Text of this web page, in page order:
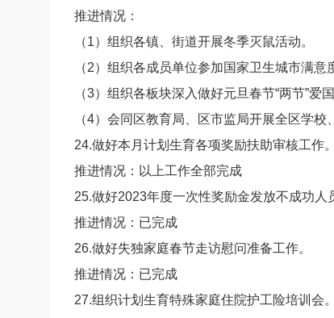
推进情况：
（1）组织各镇、街道开展冬季灭鼠活动。
（2）组织各成员单位参加国家卫生城市满意
（3）组织各板块深入做好元旦春节“两节”爱
（4）会同区教育局、区市监局开展全区学校
24.做好本月计划生育各项奖励扶助审核工作。
推进情况：以上工作全部完成
25.做好2023年度一次性奖励金发放不成功人
推进情况：已完成
26.做好失独家庭春节走访慰问准备工作。
推进情况：已完成
27.组织计划生育特殊家庭住院护工险培训会。